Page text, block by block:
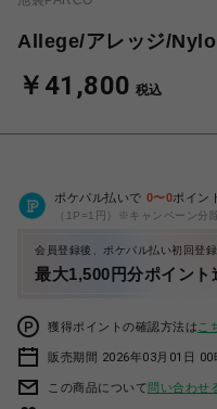
Allege/アレッジ/
￥41,800 税込
ポケパル払いで 0〜0ポイン
（1P=1円）※キャンペーン分
会員登録後、ポケパル払い初回登
最大1,500円分ポイント
獲得ポイントの確認方法は こ
販売期間 2026年03月01日
この商品について問い合わせ